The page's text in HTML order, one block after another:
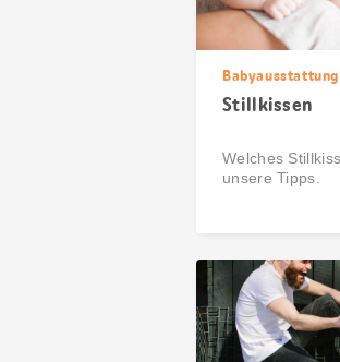
Babyausstattung
Stillkissen
Welches
unsere Tipps.